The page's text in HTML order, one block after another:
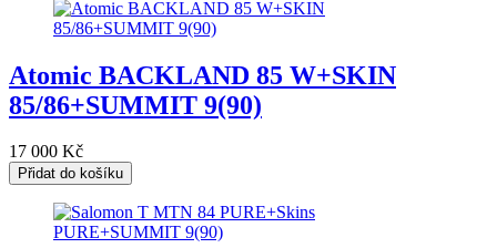
Atomic BACKLAND 85 W+SKIN
85/86+SUMMIT 9(90)
17 000 Kč
Přidat do košíku